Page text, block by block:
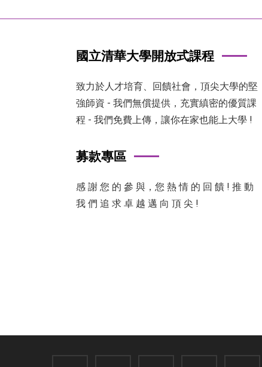
國立清華大學開放式課程
致力於人才培育、回饋社會，頂尖大學的堅
強師資 - 我們無償提供，充實縝密的優質課
程 - 我們免費上傳，讓你在家也能上大學 !
募款專區
感 謝 您 的 參 與，您 熱 情 的 回 饋 ! 推 動
我 們 追 求 卓 越 邁 向 頂 尖 !